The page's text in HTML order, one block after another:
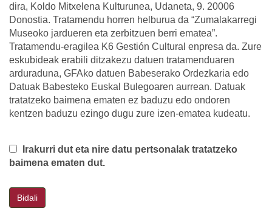
dira, Koldo Mitxelena Kulturunea, Udaneta, 9. 20006
Donostia. Tratamendu horren helburua da “Zumalakarregi
Museoko jardueren eta zerbitzuen berri ematea”.
Tratamendu-eragilea K6 Gestión Cultural enpresa da. Zure
eskubideak erabili ditzakezu datuen tratamenduaren
arduraduna, GFAko datuen Babeserako Ordezkaria edo
Datuak Babesteko Euskal Bulegoaren aurrean. Datuak
tratatzeko baimena ematen ez baduzu edo ondoren
kentzen baduzu ezingo dugu zure izen-ematea kudeatu.
Irakurri dut eta nire datu pertsonalak tratatzeko
baimena ematen dut.
Bidali